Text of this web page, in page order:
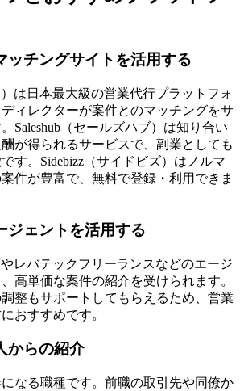
ッチングサイトを活用する
は日本最大級の営業代行プラットフォ
ィレクターが案件とのマッチングをサ
Saleshub（セールズハブ）は知り合い
が得られるサービスで、副業としても
す。Sidebizz（サイドビズ）はノルマ
件が豊富で、無料で登録・利用できま
ジェントを活用する
レバテックフリーランスなどのエージ
高単価な案件の紹介を受けられます。
整もサポートしてもらえるため、営業
おすすめです。
からの紹介
なる職種です。前職の取引先や同僚か